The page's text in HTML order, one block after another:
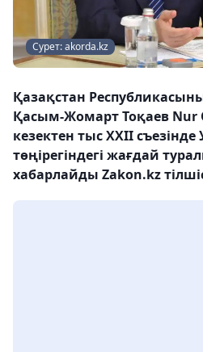
Сурет: akorda.kz
Қазақстан
Қасым-Жомарт Тоқаев
кезектен тыс XXII
төңірегіндегі жағдай
хабарлайды Zakon.kz